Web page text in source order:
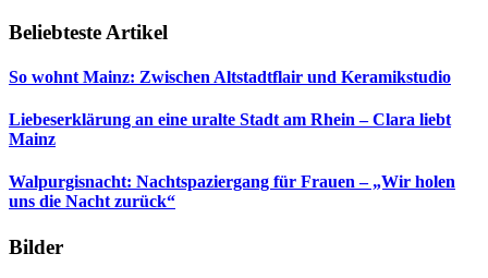
Beliebteste Artikel
So wohnt Mainz: Zwischen Altstadtflair und Keramikstudio
Liebeserklärung an eine uralte Stadt am Rhein – Clara liebt
Mainz
Walpurgisnacht: Nachtspaziergang für Frauen – „Wir holen
uns die Nacht zurück“
Bilder